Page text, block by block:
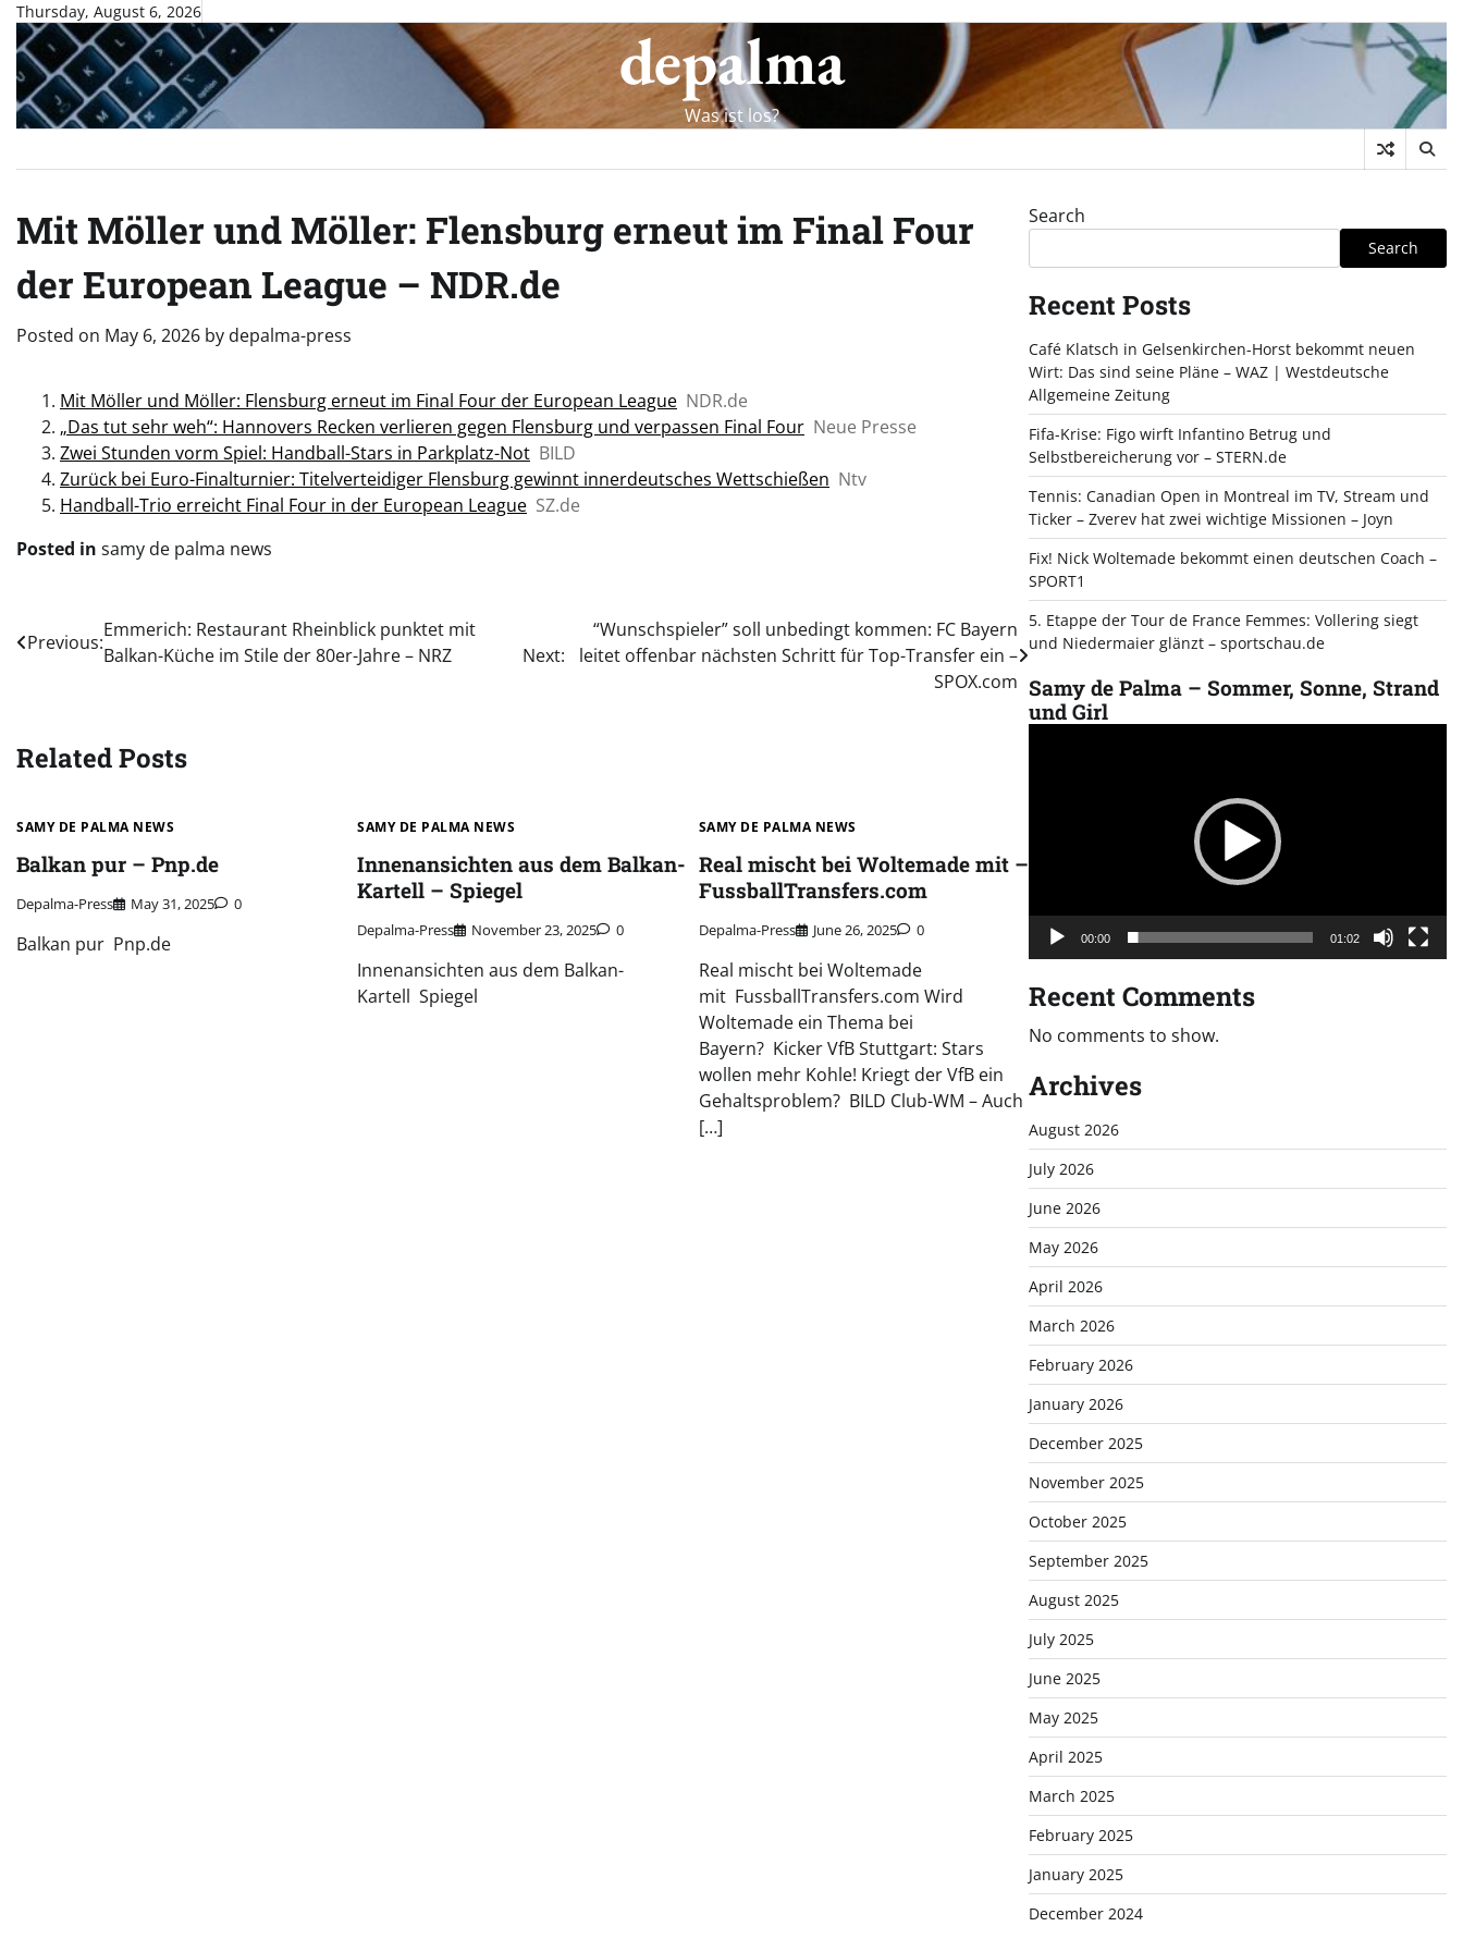
Skip
content
Thursday, August 6, 2026
depalma
Was ist los?
Mit Möller und Möller: Flensburg erneut im Final Four
der European League – NDR.de
Posted on May 6, 2026 by depalma-press
Mit Möller und Möller: Flensburg erneut im Final Four der European League NDR.de
„Das tut sehr weh“: Hannovers Recken verlieren gegen Flensburg und verpassen Final Four Neue Presse
Zwei Stunden vorm Spiel: Handball-Stars in Parkplatz-Not BILD
Zurück bei Euro-Finalturnier: Titelverteidiger Flensburg gewinnt innerdeutsches Wettschießen Ntv
Handball-Trio erreicht Final Four in der European League SZ.de
Posted in samy de palma news
Post
navigation
Previous:
Emmerich: Restaurant Rheinblick punktet mit
Balkan-Küche im Stile der 80er-Jahre – NRZ
Next:
“Wunschspieler” soll unbedingt kommen: FC Bayern
leitet offenbar nächsten Schritt für Top-Transfer ein –
SPOX.com
Related Posts
SAMY DE PALMA NEWS
Balkan pur – Pnp.de
Depalma-Press May 31, 2025 0
Balkan pur Pnp.de
SAMY DE PALMA NEWS
Innenansichten aus dem Balkan-
Kartell – Spiegel
Depalma-Press November 23, 2025 0
Innenansichten aus dem Balkan-
Kartell Spiegel
SAMY DE PALMA NEWS
Real mischt bei Woltemade mit –
FussballTransfers.com
Depalma-Press June 26, 2025 0
Real mischt bei Woltemade
mit FussballTransfers.com Wird
Woltemade ein Thema bei
Bayern? Kicker VfB Stuttgart: Stars
wollen mehr Kohle! Kriegt der VfB ein
Gehaltsproblem? BILD Club-WM – Auch
[…]
Search
Search
Recent Posts
Café Klatsch in Gelsenkirchen-Horst bekommt neuen
Wirt: Das sind seine Pläne – WAZ | Westdeutsche
Allgemeine Zeitung
Fifa-Krise: Figo wirft Infantino Betrug und
Selbstbereicherung vor – STERN.de
Tennis: Canadian Open in Montreal im TV, Stream und
Ticker – Zverev hat zwei wichtige Missionen – Joyn
Fix! Nick Woltemade bekommt einen deutschen Coach –
SPORT1
5. Etappe der Tour de France Femmes: Vollering siegt
und Niedermaier glänzt – sportschau.de
Samy de Palma – Sommer, Sonne, Strand
und Girl
00:00 01:02
Recent Comments
No comments to show.
Archives
August 2026
July 2026
June 2026
May 2026
April 2026
March 2026
February 2026
January 2026
December 2025
November 2025
October 2025
September 2025
August 2025
July 2025
June 2025
May 2025
April 2025
March 2025
February 2025
January 2025
December 2024